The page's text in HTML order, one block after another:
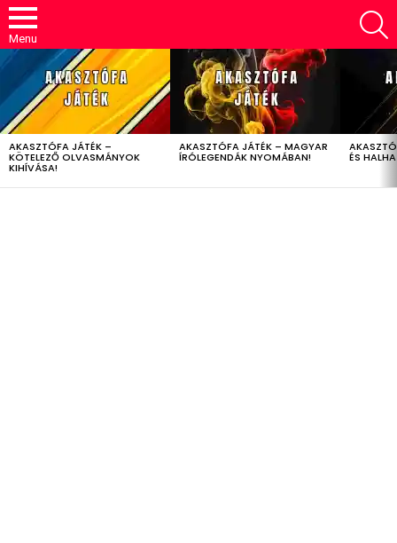
Menu
LATEST
STORIES
AKASZTÓFA JÁTÉK –
KÖTELEZŐ OLVASMÁNYOK
KIHÍVÁSA!
AKASZTÓFA JÁTÉK – MAGYAR
ÍRÓLEGENDÁK NYOMÁBAN! ÉS